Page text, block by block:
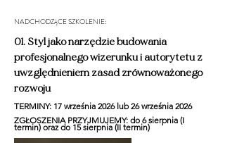
NADCHODZĄCE SZKOLENIE:
01. Styl jako narzędzie budowania
profesjonalnego wizerunku i autorytetu z
uwzględnieniem zasad zrównoważonego
rozwoju
TERMINY: 17 września 2026 lub 26 września 2026​
ZGŁOSZENIA PRZYJMUJEMY: do 6 sierpnia (I
termin) oraz do 15 sierpnia (II termin)